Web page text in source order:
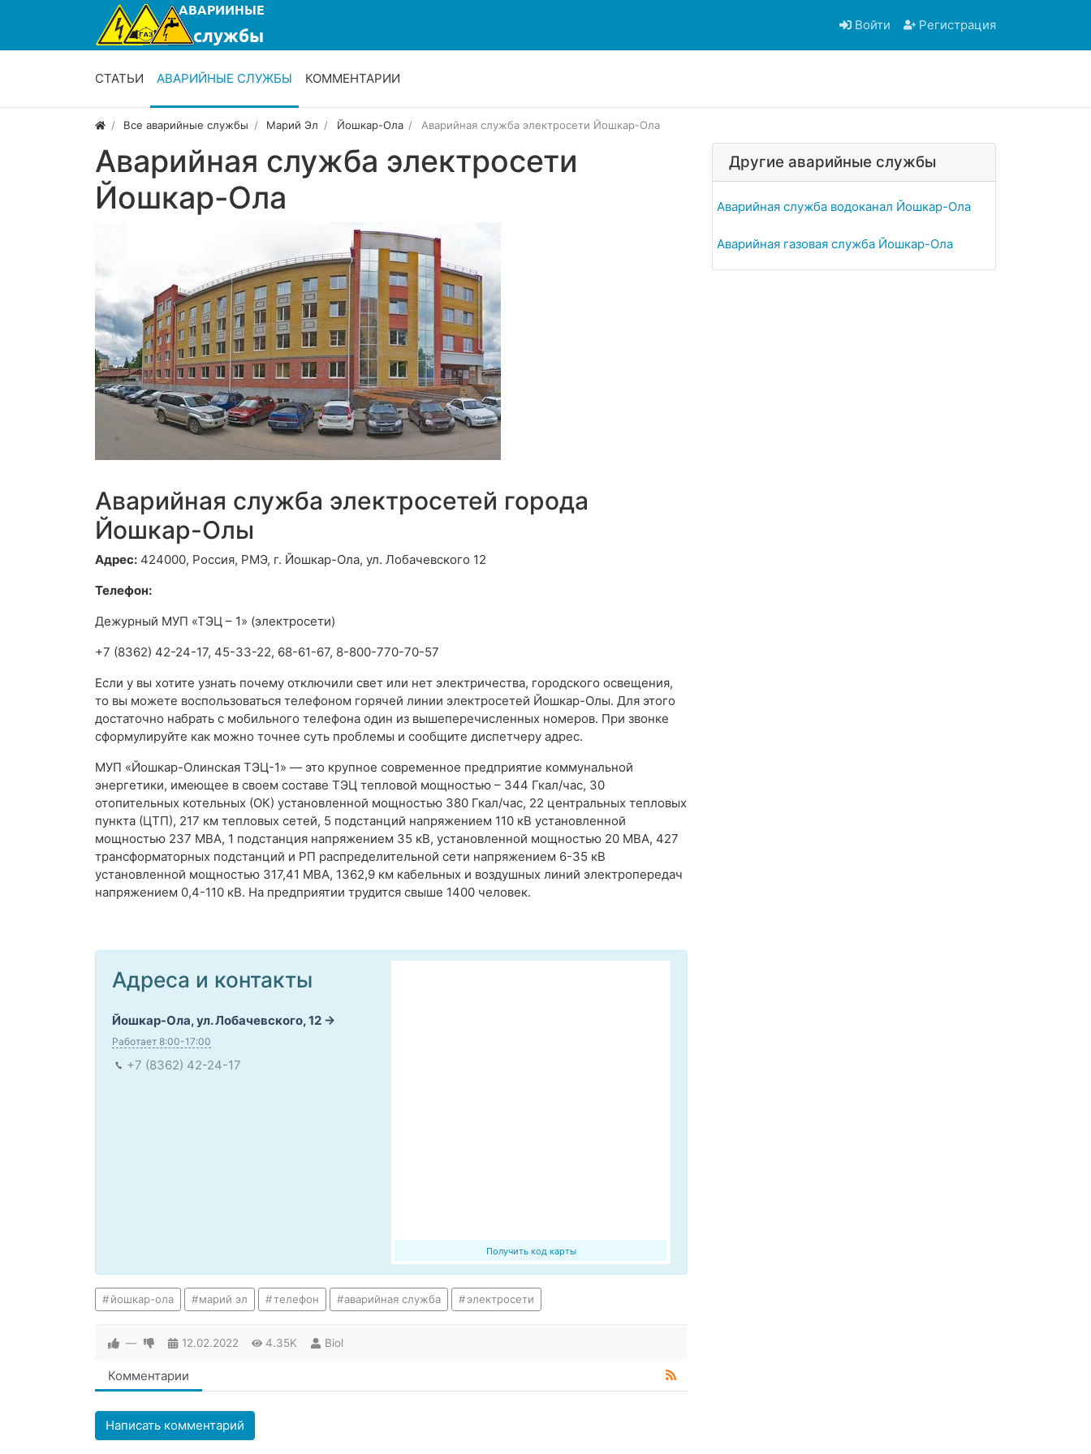
Войти Регистрация
СТАТЬИ АВАРИЙНЫЕ СЛУЖБЫ КОММЕНТАРИИ
Все аварийные службы Марий Эл Йошкар-Ола Аварийная служба электросети Йошкар-Ола
Аварийная служба электросети
Йошкар-Ола
Аварийная служба электросетей города
Йошкар-Олы
Адрес: 424000, Россия, РМЭ, г. Йошкар-Ола, ул. Лобачевского 12
Телефон:
Дежурный МУП «ТЭЦ – 1» (электросети)
+7 (8362) 42-24-17, 45-33-22, 68-61-67, 8-800-770-70-57
Если у вы хотите узнать почему отключили свет или нет электричества, городского освещения,
то вы можете воспользоваться телефоном горячей линии электросетей Йошкар-Олы. Для этого
достаточно набрать с мобильного телефона один из вышеперечисленных номеров. При звонке
сформулируйте как можно точнее суть проблемы и сообщите диспетчеру адрес.
МУП «Йошкар-Олинская ТЭЦ-1» — это крупное современное предприятие коммунальной
энергетики, имеющее в своем составе ТЭЦ тепловой мощностью – 344 Гкал/час, 30
отопительных котельных (ОК) установленной мощностью 380 Гкал/час, 22 центральных тепловых
пункта (ЦТП), 217 км тепловых сетей, 5 подстанций напряжением 110 кВ установленной
мощностью 237 МВА, 1 подстанция напряжением 35 кВ, установленной мощностью 20 МВА, 427
трансформаторных подстанций и РП распределительной сети напряжением 6-35 кВ
установленной мощностью 317,41 МВА, 1362,9 км кабельных и воздушных линий электропередач
напряжением 0,4-110 кВ. На предприятии трудится свыше 1400 человек.
Получить код карты
Адреса и контакты
Йошкар-Ола, ул. Лобачевского, 12
Работает 8:00-17:00
+7 (8362) 42-24-17
йошкар-ола марий эл телефон аварийная служба электросети
— 12.02.2022 4.35K Biol
Комментарии
Написать комментарий
Другие аварийные службы
Аварийная служба водоканал Йошкар-Ола
Аварийная газовая служба Йошкар-Ола